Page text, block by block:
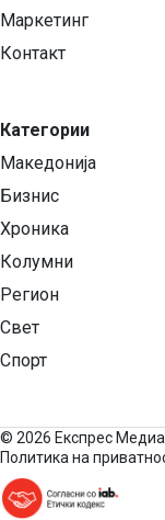
Маркетинг
Контакт
Категории
Македонија
Бизнис
Хроника
Колумни
Регион
Свет
Спорт
© 2026 Експрес Медиа
Политика на